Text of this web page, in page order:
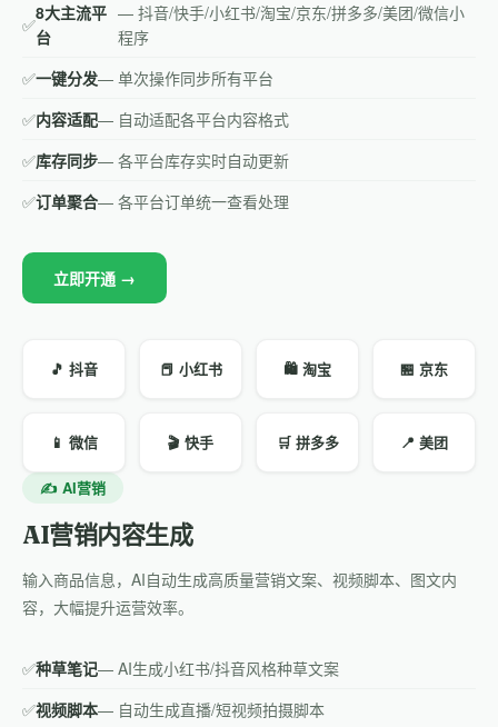
✅
8大主流平
台
— 抖音/快手/小红书/淘宝/京东/拼多多/美团/微信小
程序
✅一键分发— 单次操作同步所有平台
✅内容适配— 自动适配各平台内容格式
✅库存同步— 各平台库存实时自动更新
✅订单聚合— 各平台订单统一查看处理
立即开通 →
🎵 抖音 📕 小红书 🛍️ 淘宝 🏪 京东
📱 微信 🎬 快手 🛒 拼多多 📍 美团
✍️ AI营销
AI营销内容生成
输入商品信息，AI自动生成高质量营销文案、视频脚本、图文内
容，大幅提升运营效率。
✅种草笔记— AI生成小红书/抖音风格种草文案
✅视频脚本— 自动生成直播/短视频拍摄脚本